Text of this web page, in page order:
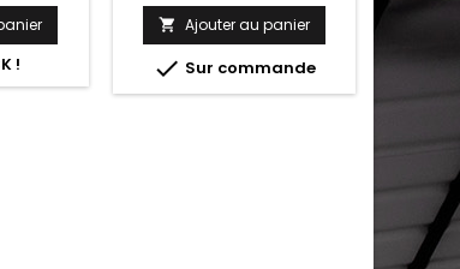
!
de
base
 Ajouter au panier
 Sur commande